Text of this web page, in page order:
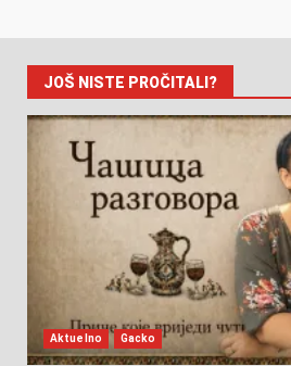
JOŠ NISTE PROČITALI?
Aktuelno Gacko